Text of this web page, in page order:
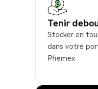
Tenir
Stocker en
dans votre
Phemex